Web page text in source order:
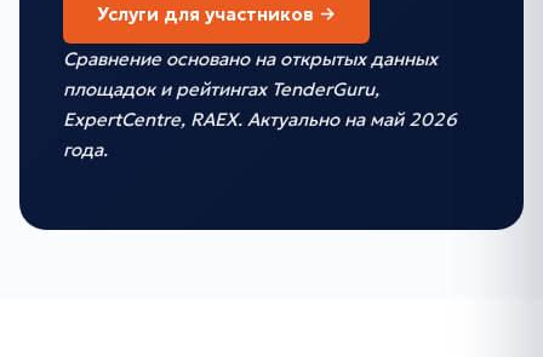
Услуги для участников →
Сравнение основано на открытых данных
площадок и рейтингах TenderGuru,
ExpertCentre, RAEX. Актуально на май 2026
года.